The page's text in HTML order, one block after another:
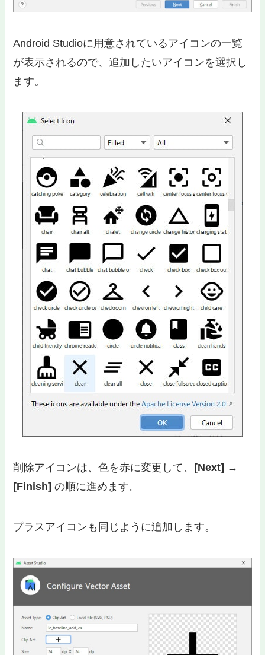
Android Studioに用意されているアイコンの一覧
が表示されるので、追加したいアイコンを選択し
ます。
削除アイコンは、色を赤に変更して、
[Next] →
[Finish] の順に進めます。
プラスアイコンも同じように追加します。